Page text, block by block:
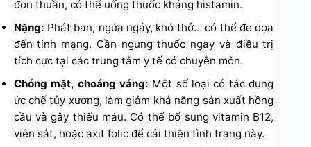
đơn thuần, có thể uống thuốc kháng histamin.
Nặng: Phát ban, ngứa ngáy, khó thở… có thể đe dọa
đến tính mạng. Cần ngưng thuốc ngay và điều trị
tích cực tại các trung tâm y tế có chuyên môn.
Chóng mặt, choáng váng: Một số loại có tác dụng
ức chế tủy xương, làm giảm khả năng sản xuất hồng
cầu và gây thiếu máu. Có thể bổ sung vitamin B12,
viên sắt, hoặc axit folic để cải thiện tình trạng này.